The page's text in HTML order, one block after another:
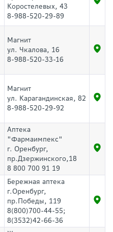
Коростелевых, 43
8-988-520-29-89
Магнит
ул. Чкалова, 16
8-988-520-33-16
Магнит
ул. Карагандинская, 82
8-988-520-29-92
Аптека
"Фармаимпекс"
г. Оренбург,
пр.Дзержинского,18
8 800 700 91 19
Бережная аптека
г.Оренбург,
пр.Победы, 119
8(800)700-44-55;
8(3532)42-66-36